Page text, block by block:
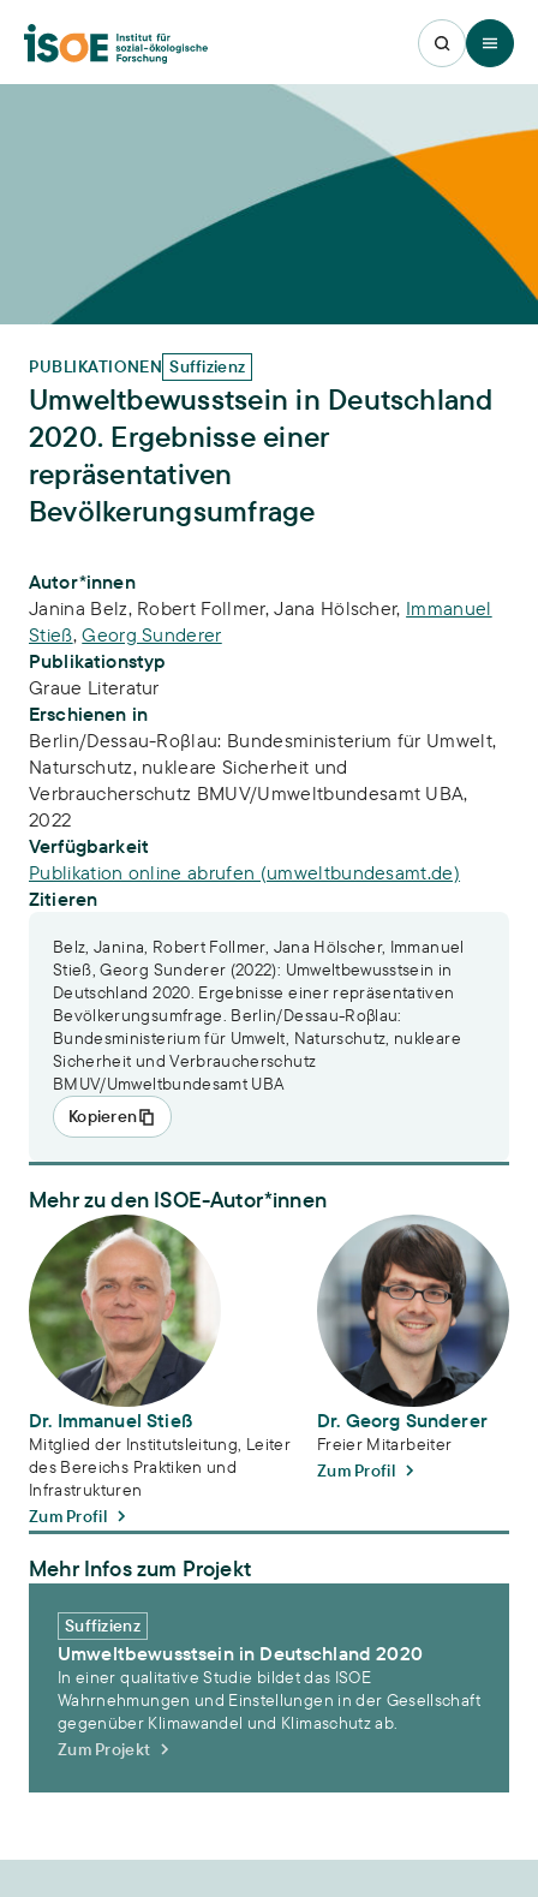
Open
PUBLIKATIONEN Suffizienz
Umweltbewusstsein in Deutschland
2020. Ergebnisse einer
repräsentativen
Bevölkerungsumfrage
Publikations-Infos
Autor*innen
Janina Belz, Robert Follmer,Jana Hölscher, Immanuel
Stieß,Georg Sunderer
Publikationstyp
Graue Literatur
Erschienen in
Berlin/Dessau-Roβlau: Bundesministerium für Umwelt,
Naturschutz, nukleare Sicherheit und
Verbraucherschutz BMUV/Umweltbundesamt UBA,
2022
Verfügbarkeit
Publikation online abrufen (umweltbundesamt.de)
Zitieren
Belz, Janina, Robert Follmer, Jana Hölscher, Immanuel
Stieß, Georg Sunderer (2022): Umweltbewusstsein in
Deutschland 2020. Ergebnisse einer repräsentativen
Bevölkerungsumfrage. Berlin/Dessau-Roβlau:
Bundesministerium für Umwelt, Naturschutz, nukleare
Sicherheit und Verbraucherschutz
BMUV/Umweltbundesamt UBA
Kopieren
Mehr zu den ISOE-Autor*innen
Dr. Immanuel Stieß
Dr. Immanuel Stieß
Mitglied der Institutsleitung, Leiter
des Bereichs Praktiken und
Infrastrukturen
Zum Profil
Dr. Georg Sunderer
Dr. Georg Sunderer
Freier Mitarbeiter
Zum Profil
Mehr Infos zum Projekt
Suffizienz
Umweltbewusstsein in Deutschland 2020
In einer qualitative Studie bildet das ISOE
Wahrnehmungen und Einstellungen in der Gesellschaft
gegenüber Klimawandel und Klimaschutz ab.
Zum Projekt